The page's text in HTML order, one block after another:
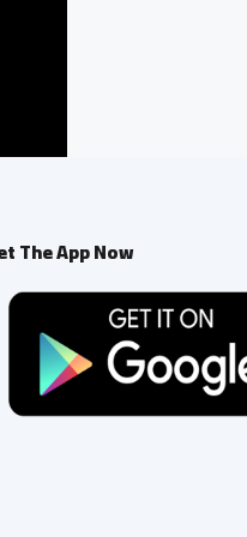
The App Now